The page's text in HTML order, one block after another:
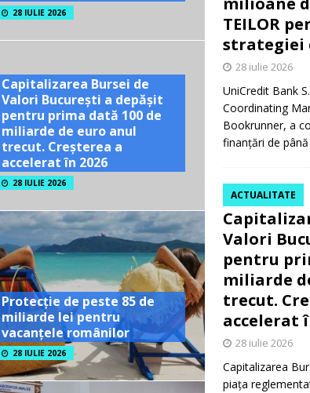
28 IULIE 2026
Capitalizarea Bursei de
Valori București a depășit
pentru prima dată 100 de
miliarde de euro anul
trecut. Creșterea a
accelerat în 2026
28 IULIE 2026
Protecție de peste 85 de
miliarde lei pentru
vacanțele românilor
28 IULIE 2026
TEILOR
strategiei
28 iulie 2026
UniCredit Bank
Coordinating
Bookrunner, a
finanțări de
Valori
pentru
miliarde
trecut.
accelerat
ACTUALITATE
28 iulie 2026
Capitalizarea
piața